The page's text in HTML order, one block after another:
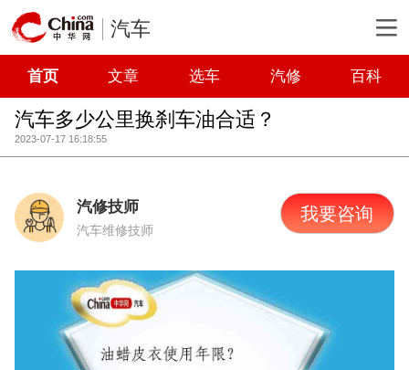
汽车
首页 文章 选车 汽修 百科
汽车多少公里换刹车油合适？
2023-07-17 16:18:55
汽修技师
汽车维修技师
我要咨询